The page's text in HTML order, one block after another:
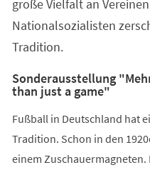
große Vielfalt an
Nationalsozialisten
Tradition.
Sonderausstellung
than just a game"
Fußball in Deutschland hat
Tradition. Schon in den
einem Zuschauermagneten.